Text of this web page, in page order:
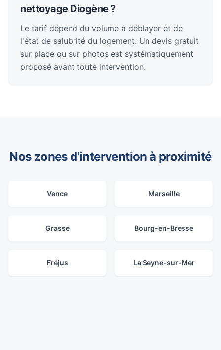
nettoyage Diogène ?
Le tarif dépend du volume à déblayer et de
l'état de salubrité du logement. Un devis gratuit
sur place ou sur photos est systématiquement
proposé avant toute intervention.
Nos zones d'intervention à proximité
Vence Marseille
Grasse Bourg-en-Bresse
Fréjus La Seyne-sur-Mer